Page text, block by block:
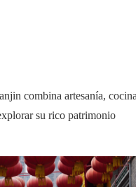
combina artesanía,
su rico patrimonio